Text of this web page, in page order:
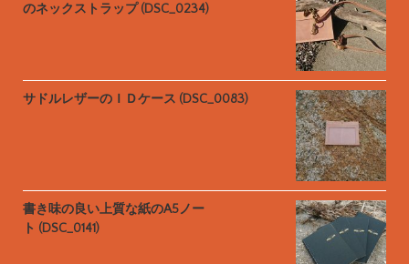
のネックストラップ (DSC_0234)
サドルレザーのＩＤケース (DSC_0083)
書き味の良い上質な紙のA5ノー
ト (DSC_0141)